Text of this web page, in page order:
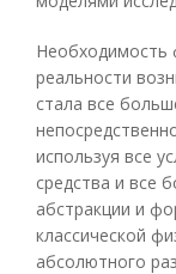
Необходимость
реальности
стала все
используя все
средства и все
абстракции и
классической
абсолютного